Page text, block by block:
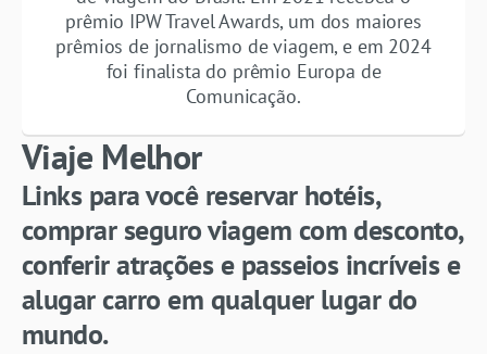
prêmio IPW Travel Awards, um dos maiores
prêmios de jornalismo de viagem, e em 2024
foi finalista do prêmio Europa de
Comunicação.
Viaje Melhor
Links para você reservar hotéis,
comprar seguro viagem com desconto,
conferir atrações e passeios incríveis e
alugar carro em qualquer lugar do
mundo.